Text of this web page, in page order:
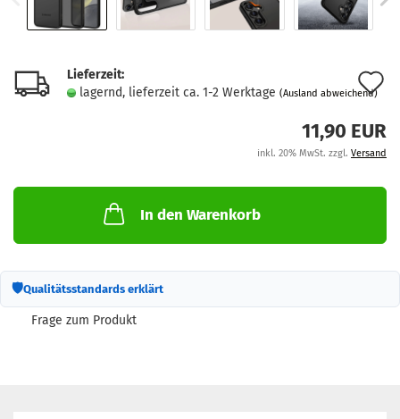
Lieferzeit:
lagernd, lieferzeit ca. 1-2 Werktage (Ausland abweichend)
11,90 EUR
inkl. 20% MwSt. zzgl. Versand
In den Warenkorb
🛡Qualitätsstandards erklärt
Frage zum Produkt